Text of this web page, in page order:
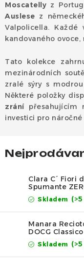
Degustační sady
Degustace
Dárek
Příslušenství
O nás Naši vinaři
Moscatelly z
Auslese z
Valpolicella. Každé
kandovaného
Tato kolekce
mezinárodních
zralé sýry s
Některé položky
zrání přesahujícím
investici pro náročné
Clara C´ Fiori
Spumante
Skladem
Manara
DOCG
Skladem